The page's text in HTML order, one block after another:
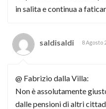
in salita e continua a
saldisaldi 8 Agosto
@ Fabrizio dalla Villa:
Non è assolutamente
dalle pensioni di altri